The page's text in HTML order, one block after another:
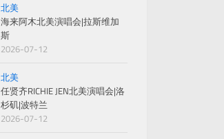
北美
海来阿木北美演唱会|拉斯维加
斯
2026-07-12
北美
任贤齐RICHIE JEN北美演唱会|洛
杉矶|波特兰
2026-07-12